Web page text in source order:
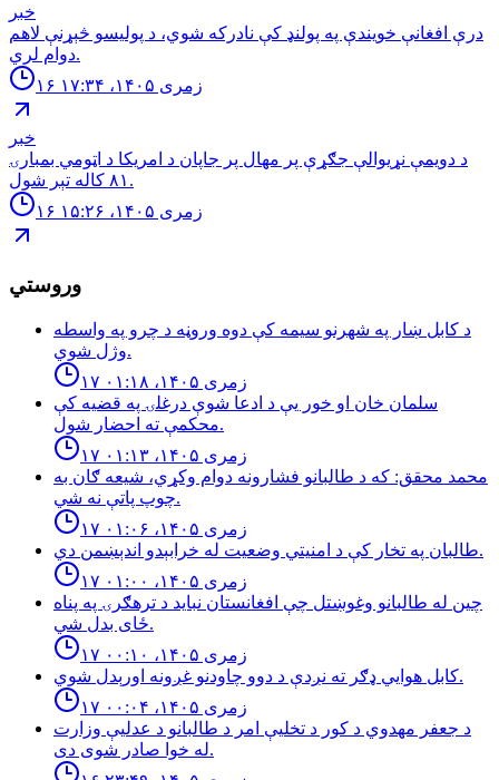
خبر
درې افغانې خویندې په پولنډ کې نادرکه شوي، د پولیسو څېړنې لاهم
دوام لري.
۱۶ زمری ۱۴۰۵، ۱۷:۳۴
خبر
د دويمې نړيوالې جګړې پر مهال پر جاپان د امريکا د اټومي بمبارۍ
۸۱ کاله تېر شول.
۱۶ زمری ۱۴۰۵، ۱۵:۲۶
وروستي
د كابل ښار په شهرنو سيمه كې دوه وروڼه د چرو په واسطه
وژل شوي.
۱۷ زمری ۱۴۰۵، ۰۱:۱۸
سلمان خان او خور یې د ادعا شوې درغلۍ په قضيه كې
محكمې ته احضار شول.
۱۷ زمری ۱۴۰۵، ۰۱:۱۳
محمد محقق: كه د طالبانو فشارونه دوام وكړي، شيعه ګان به
چوپ پاتې نه شي.
۱۷ زمری ۱۴۰۵، ۰۱:۰۶
طالبان په تخار کې د امنيتي وضعيت له خرابېدو اندېښمن دي.
۱۷ زمری ۱۴۰۵، ۰۱:۰۰
چین له طالبانو وغوښتل چې افغانستان نباید د ترهګرۍ په پناه
ځای بدل شي.
۱۷ زمری ۱۴۰۵، ۰۰:۱۰
كابل هوايي ډګر ته نږدې د دوو چاودنو غږونه اورېدل شوي.
۱۷ زمری ۱۴۰۵، ۰۰:۰۴
د جعفر مهدوي د کور د تخلیې امر د طالبانو د عدلیې وزارت
له خوا صادر شوی دی.